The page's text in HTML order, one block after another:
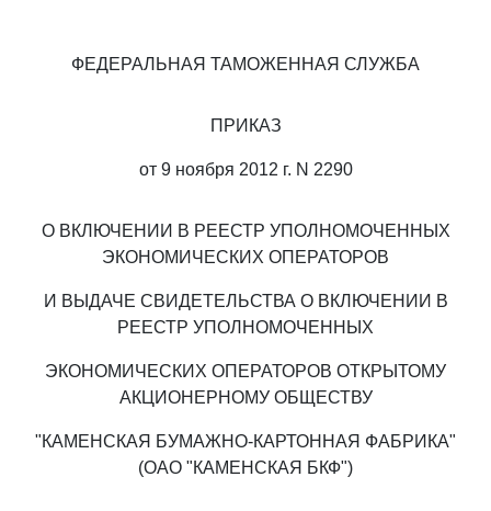
ФЕДЕРАЛЬНАЯ ТАМОЖЕННАЯ СЛУЖБА
ПРИКАЗ
от 9 ноября 2012 г. N 2290
О ВКЛЮЧЕНИИ В РЕЕСТР УПОЛНОМОЧЕННЫХ
ЭКОНОМИЧЕСКИХ ОПЕРАТОРОВ
И ВЫДАЧЕ СВИДЕТЕЛЬСТВА О ВКЛЮЧЕНИИ В
РЕЕСТР УПОЛНОМОЧЕННЫХ
ЭКОНОМИЧЕСКИХ ОПЕРАТОРОВ ОТКРЫТОМУ
АКЦИОНЕРНОМУ ОБЩЕСТВУ
"КАМЕНСКАЯ БУМАЖНО-КАРТОННАЯ ФАБРИКА"
(ОАО "КАМЕНСКАЯ БКФ")